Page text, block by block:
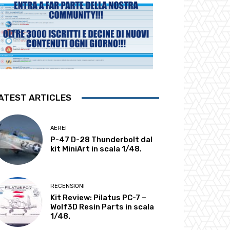
ARTICLES
AEREI
P-47 D-28 Thunderbolt dal
kit MiniArt in scala 1/48.
RECENSIONI
Kit Review: Pilatus PC-7 –
Wolf3D Resin Parts in scala
1/48.